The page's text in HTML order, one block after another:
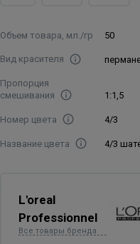
Объем товара, мл./гр 50
Вид красителя
Пропорция
смешивания
1:1,5
Номер цвета 4/3
Название цвета 4/3
L'oreal
Professionnel
Все товары бренда